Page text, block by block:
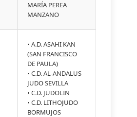
MARÍA PEREA
MANZANO
• A.D. ASAHI KAN
(SAN FRANCISCO
DE PAULA)
• C.D. AL-ANDALUS
JUDO SEVILLA
• C.D. JUDOLIN
• C.D. LITHOJUDO
BORMUJOS